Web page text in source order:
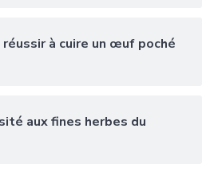
à cuire un œuf poché
aux fines herbes du